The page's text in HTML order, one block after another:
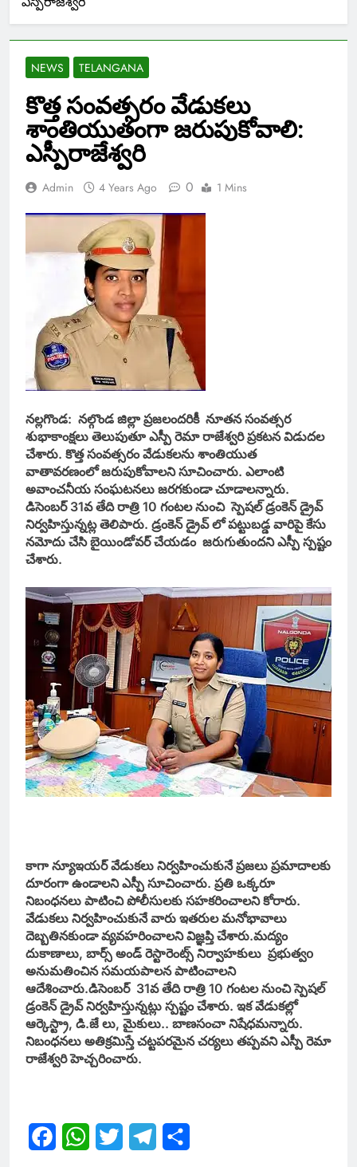
NEWS TELANGANA
కొత్త సంవత్సరం వేడుకలు
శాంతియుతంగా జరుపుకోవాలి:
ఎస్పీరాజేశ్వరి
Admin 4 Years Ago 0 1 Mins
నల్లగొండ: నల్గొండ జిల్లా ప్రజలందరికీ నూతన సంవత్సర
శుభాకాంక్షలు తెలుపుతూ ఎస్పీ రెమా రాజేశ్వరి ప్రకటన విడుదల
చేశారు. కొత్త సంవత్సరం వేడుకలను శాంతియుత
వాతావరణంలో జరుపుకోవాలని సూచించారు. ఎలాంటి
అవాంచనీయ సంఘటనలు జరగకుండా చూడాలన్నారు.
డిసెంబర్ 31వ తేది రాత్రి 10 గంటల నుంచి స్పెషల్ డ్రంకెన్ డ్రైవ్
నిర్వహిస్తున్నట్ల తెలిపారు. డ్రంకెన్ డ్రైవ్ లో పట్టుబడ్డ వారిపై కేసు
నమోదు చేసి బైయిండోవర్ చేయడం జరుగుతుందని ఎస్పీ స్పష్టం
చేశారు.
కాగా న్యూఇయర్ వేడుకలు నిర్వహించుకునే ప్రజలు ప్రమాదాలకు
దూరంగా ఉండాలని ఎస్పీ సూచించారు. ప్రతి ఒక్కరూ
నిబంధనలు పాటించి పోలీసులకు సహకరించాలని కోరారు.
వేడుకలు నిర్వహించుకునే వారు ఇతరుల మనోభావాలు
దెబ్బతినకుండా వ్యవహరించాలని విజ్ఞప్తి చేశారు.మద్యం
దుకాణాలు, బార్స్ అండ్ రెస్టారెంట్స్ నిర్వాహకులు ప్రభుత్వo
అనుమతించిన సమయపాలన పాటించాలని
ఆదేశించారు.డిసెంబర్ 31వ తేది రాత్రి 10 గంటల నుంచి స్పెషల్
డ్రంకెన్ డ్రైవ్ నిర్వహిస్తున్నట్లు స్పష్టం చేశారు. ఇక వేడుకల్లో
ఆర్కెస్ట్రా, డి.జే లు, మైకులు.. బాణసంచా నిషేధమన్నారు.
నిబంధనలు అతిక్రమిస్తే చట్టపరమైన చర్యలు తప్పవని ఎస్పీ రెమా
రాజేశ్వరి హెచ్చరించారు.
FacebookWhatsApp
Twitter Telegram